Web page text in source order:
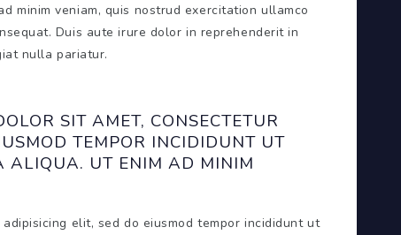
minim veniam, quis nostrud exercitation ullamco
Duis aute irure dolor in reprehenderit in
nulla pariatur.
SIT AMET, CONSECTETUR
TEMPOR INCIDIDUNT UT
ALIQUA. UT ENIM AD MINIM
elit, sed do eiusmod tempor incididunt ut